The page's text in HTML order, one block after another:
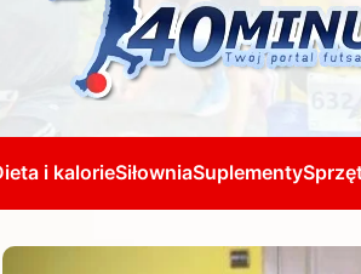
i kalorieSiłowniaSuplementy